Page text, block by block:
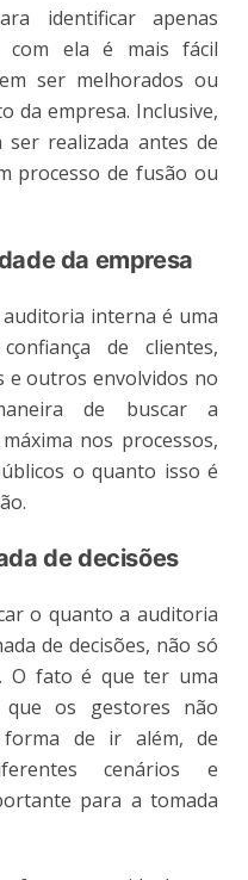
identificar apenas
com ela é mais fácil
ser melhorados ou
da empresa. Inclusive,
realizada antes de
processo de fusão ou
da empresa
interna é uma
de clientes,
e outros envolvidos no
de buscar a
nos processos,
o quanto isso é
de decisões
o quanto a auditoria
de decisões, não só
O fato é que ter uma
os gestores não
de ir além, de
cenários e
para a tomada